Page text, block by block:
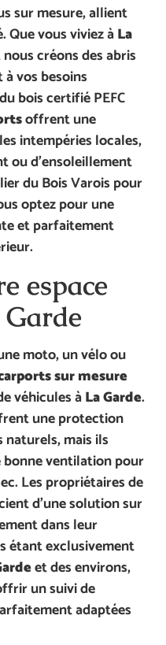
sur mesure, allient
vous viviez àLa
créons des abris
vos besoins
bois certifié PEFC
offrent une
intempéries locales,
ou d’ensoleillement
du Bois Varois pour
optez pour une
et parfaitement
espace
moto, un vélo ou
sur mesure
véhicules àLa Garde.
une protection
mais ils
ventilation pour
Les propriétaires de
d’une solution sur
dans leur
étant exclusivement
et des environs,
un suivi de
adaptées